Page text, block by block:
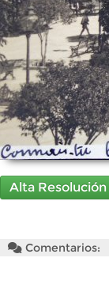
Alta Resolución
Comentarios: